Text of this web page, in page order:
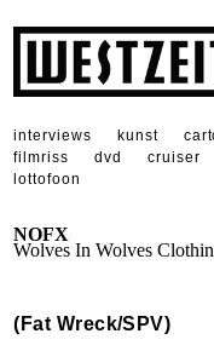
interviews kunst
filmriss
dvd cruiser
lottofoon
NOFX
Wolves In Wolves
(Fat Wreck/SPV)